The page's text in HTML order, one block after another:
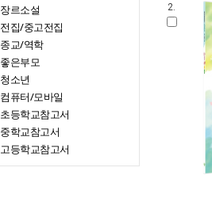
장르소설
전집/중고전집
종교/역학
좋은부모
청소년
컴퓨터/모바일
초등학교참고서
중학교참고서
고등학교참고서
2.